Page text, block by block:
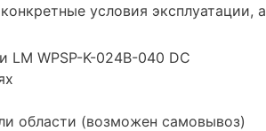
условия эксплуатации,
LM WPSP-K-024B-040 DC
области (возможен самовывоз)